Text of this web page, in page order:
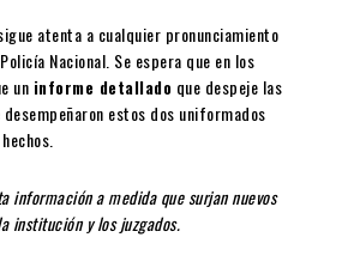
atenta a cualquier pronunciamiento
Nacional. Se espera que en los
un informe detallado que despeje las
estos dos uniformados
información a medida que surjan nuevos
institución y los juzgados.